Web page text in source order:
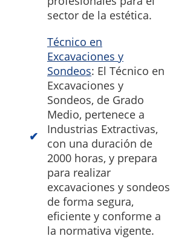
sector de la estética.
Técnico en
Excavaciones y
Sondeos: El Técnico en
Excavaciones y
Sondeos, de Grado
Medio, pertenece a
Industrias Extractivas,
con una duración de
2000 horas, y prepara
para realizar
excavaciones y sondeos
de forma segura,
eficiente y conforme a
la normativa vigente.